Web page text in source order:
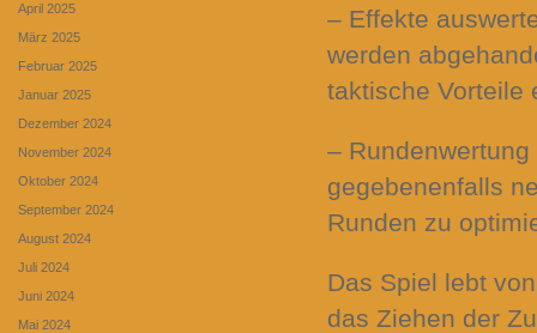
– Effekte
werden
taktische Vorteile
–
gegebenenfalls
Runden zu
Das Spiel lebt
das Ziehen der
April 2025
März 2025
Februar 2025
Januar 2025
Dezember 2024
November 2024
Oktober 2024
September 2024
August 2024
Juli 2024
Juni 2024
Mai 2024